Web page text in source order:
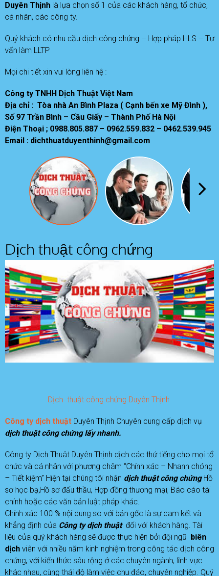
Duyên Thịnh là lựa chọn số 1 của các khách hàng, tổ chức,
cá nhân, các công ty.
Quý khách có nhu cầu dịch công chứng – Hợp pháp HLS – Tư
vấn làm LLTP
Mọi chi tiết xin vui lòng liên hệ :
Công ty TNHH Dịch Thuật Việt Nam
Địa chỉ : Tòa nhà An Bình Plaza ( Cạnh bến xe Mỹ Đình ),
Số 97 Trần Bình – Cầu Giấy – Thành Phố Hà Nội
Điện Thoại ; 0988.805.887 – 0962.559.832 – 0462.539.945
Email : dichthuatduyenthinh@gmail.com
Dịch thuật công chứng
Dịch thuật công chứng Duyên Thịnh
Công ty dịch thuật Duyên Thịnh Chuyên cung cấp dịch vụ
dịch thuật công chứng lấy nhanh.
Công ty Dịch Thuât Duyên Thịnh dịch các thứ tiếng cho mọi tổ
chức và cá nhân với phương châm “Chính xác – Nhanh chóng
– Tiết kiệm” Hiện tại chúng tôi nhận dịch thuật công chứngHồ
sơ học bạ,Hồ sơ đấu thầu, Hợp đồng thương mại, Báo cáo tài
chính hoặc các văn bản luật pháp khác.
Chính xác 100 % nội dung so với bản gốc là sự cam kết và
khẳng định của Công ty dịch thuật đối với khách hàng. Tài
liệu của quý khách hàng sẽ được thực hiện bởi đội ngũ biên
dịch viên với nhiều năm kinh nghiệm trong công tác dịch công
chứng, với kiến thức sâu rộng ở các chuyên ngành, lĩnh vực
khác nhau, cùng thái độ làm việc chu đáo, chuyên nghiệp. Quý